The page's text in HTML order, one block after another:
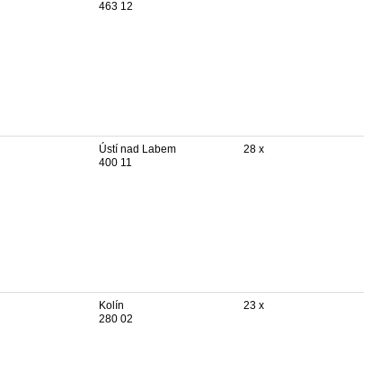
463 12
Ústí nad Labem
400 11
28 x
Kolín
280 02
23 x